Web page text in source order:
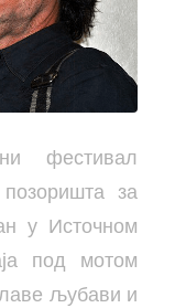
фестивал
за
у Источном
под мотом
љубави и